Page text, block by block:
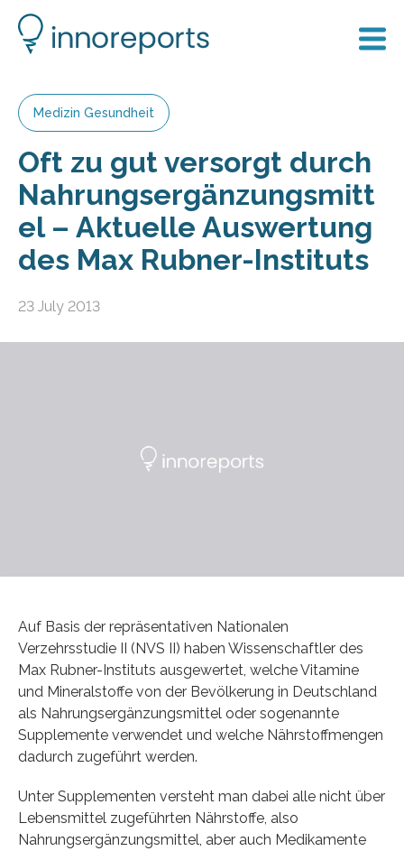
Medizin Gesundheit
Oft zu gut versorgt durch
Nahrungsergänzungsmitt
el – Aktuelle Auswertung
des Max Rubner-Instituts
23 July 2013
Auf Basis der repräsentativen Nationalen
Verzehrsstudie II (NVS II) haben Wissenschaftler des
Max Rubner-Instituts ausgewertet, welche Vitamine
und Mineralstoffe von der Bevölkerung in Deutschland
als Nahrungsergänzungsmittel oder sogenannte
Supplemente verwendet und welche Nährstoffmengen
dadurch zugeführt werden.
Unter Supplementen versteht man dabei alle nicht über
Lebensmittel zugeführten Nährstoffe, also
Nahrungsergänzungsmittel, aber auch Medikamente